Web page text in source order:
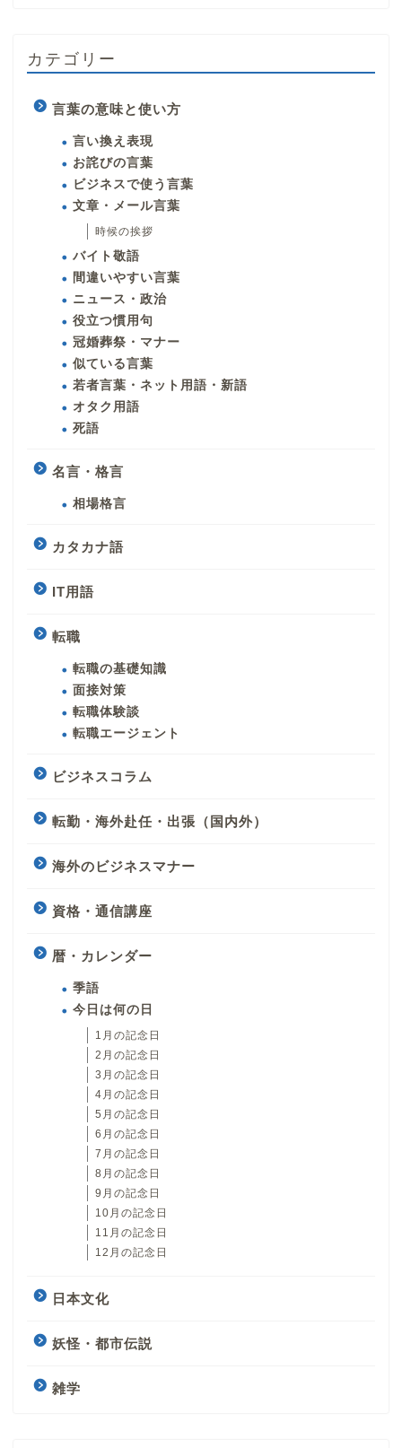
カテゴリー
言葉の意味と使い方
言い換え表現
お詫びの言葉
ビジネスで使う言葉
文章・メール言葉
時候の挨拶
バイト敬語
間違いやすい言葉
ニュース・政治
役立つ慣用句
冠婚葬祭・マナー
似ている言葉
若者言葉・ネット用語・新語
オタク用語
死語
名言・格言
相場格言
カタカナ語
IT用語
転職
転職の基礎知識
面接対策
転職体験談
転職エージェント
ビジネスコラム
転勤・海外赴任・出張（国内外）
海外のビジネスマナー
資格・通信講座
暦・カレンダー
季語
今日は何の日
1月の記念日
2月の記念日
3月の記念日
4月の記念日
5月の記念日
6月の記念日
7月の記念日
8月の記念日
9月の記念日
10月の記念日
11月の記念日
12月の記念日
日本文化
妖怪・都市伝説
雑学